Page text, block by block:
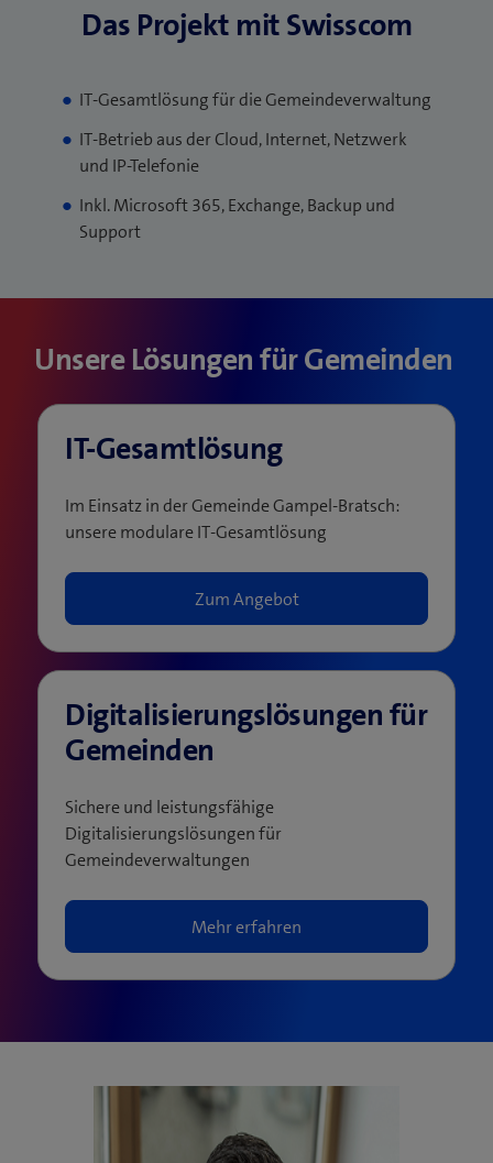
Das Projekt mit Swisscom
IT-Gesamtlösung für die Gemeindeverwaltung
IT-Betrieb aus der Cloud, Internet, Netzwerk
und IP-Telefonie
Inkl. Microsoft 365, Exchange, Backup und
Support
Unsere Lösungen für Gemeinden
IT-Gesamtlösung
Im Einsatz in der Gemeinde Gampel-Bratsch:
unsere modulare IT-Gesamtlösung
Zum Angebot
Digitalisierungslösungen für
Gemeinden
Sichere und leistungsfähige
Digitalisierungslösungen für
Gemeindeverwaltungen
Mehr erfahren